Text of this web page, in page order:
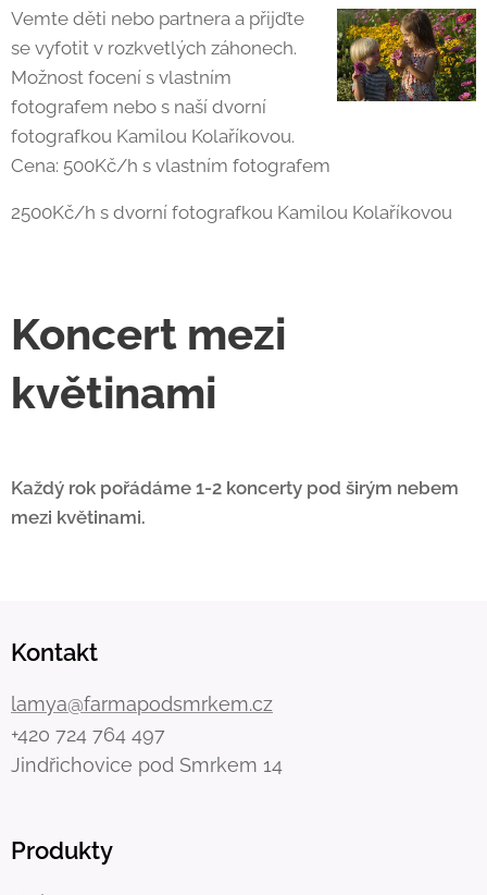
Vemte děti nebo partnera a přijďte
se vyfotit v rozkvetlých záhonech.
Možnost focení s vlastním
fotografem nebo s naší dvorní
fotografkou Kamilou Kolaříkovou.
Cena: 500Kč/h s vlastním fotografem
2500Kč/h s dvorní fotografkou Kamilou Kolaříkovou
Koncert mezi
květinami
Každý rok pořádáme 1-2 koncerty pod širým nebem
mezi květinami.
Kontakt
lamya@farmapodsmrkem.cz
+420 724 764 497
Jindřichovice pod Smrkem 14
Produkty